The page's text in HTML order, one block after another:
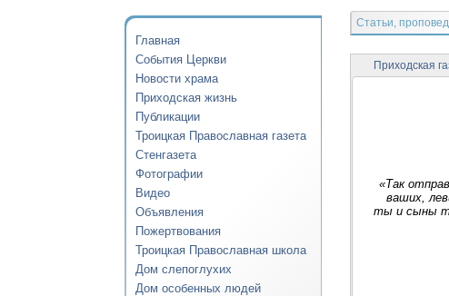
Главная
События Церкви
Новости храма
Приходская жизнь
Публикации
Троицкая Православная газета
Стенгазета
Фотографии
Видео
Объявления
Пожертвования
Троицкая Православная школа
Дом слепоглухих
Дом особенных людей
Статьи,
Приходская
«Так
ваших,
ты и сыны